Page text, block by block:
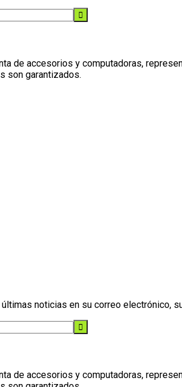
de accesorios y computadoras,
son garantizados.
noticias en su correo electrónico,
de accesorios y computadoras,